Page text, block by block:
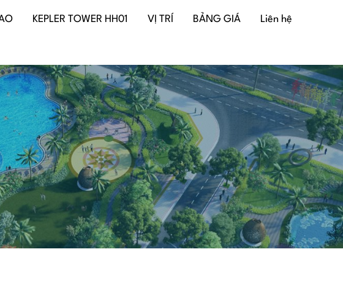
KEPLER TOWER HH01 VỊ TRÍ BẢNG GIÁ Liên hệ